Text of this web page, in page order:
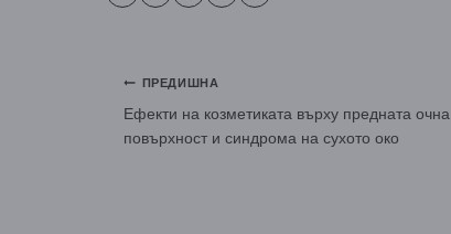
Навигация
ПРЕДИШНА
Ефекти на козметиката върху предната очна
повърхност и синдрома на сухото око